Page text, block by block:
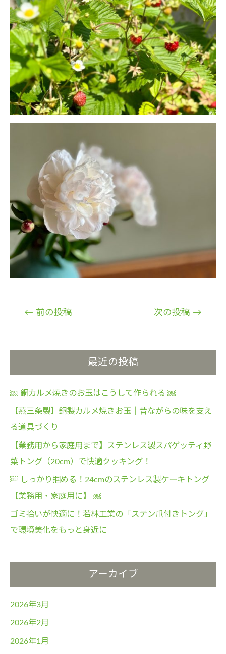
ビ
シ
ョ
ン
← 前の投稿 次の投稿 →
最近の投稿
￼ 銅カルメ焼きのお玉はこうして作られる ￼
【燕三条製】銅製カルメ焼きお玉｜昔ながらの味を支え
る道具づくり
【業務用から家庭用まで】ステンレス製スパゲッティ野
菜トング（20cm）で快適クッキング！
￼ しっかり掴める！24cmのステンレス製ケーキトング
【業務用・家庭用に】 ￼
ゴミ拾いが快適に！若林工業の「ステン爪付きトング」
で環境美化をもっと身近に
アーカイブ
2026年3月
2026年2月
2026年1月